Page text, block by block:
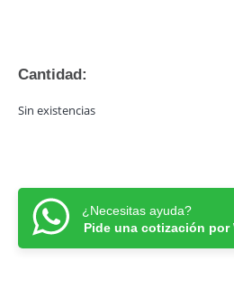
Cantidad:
Sin existencias
¿Necesitas ayuda?
Pide una cotización por